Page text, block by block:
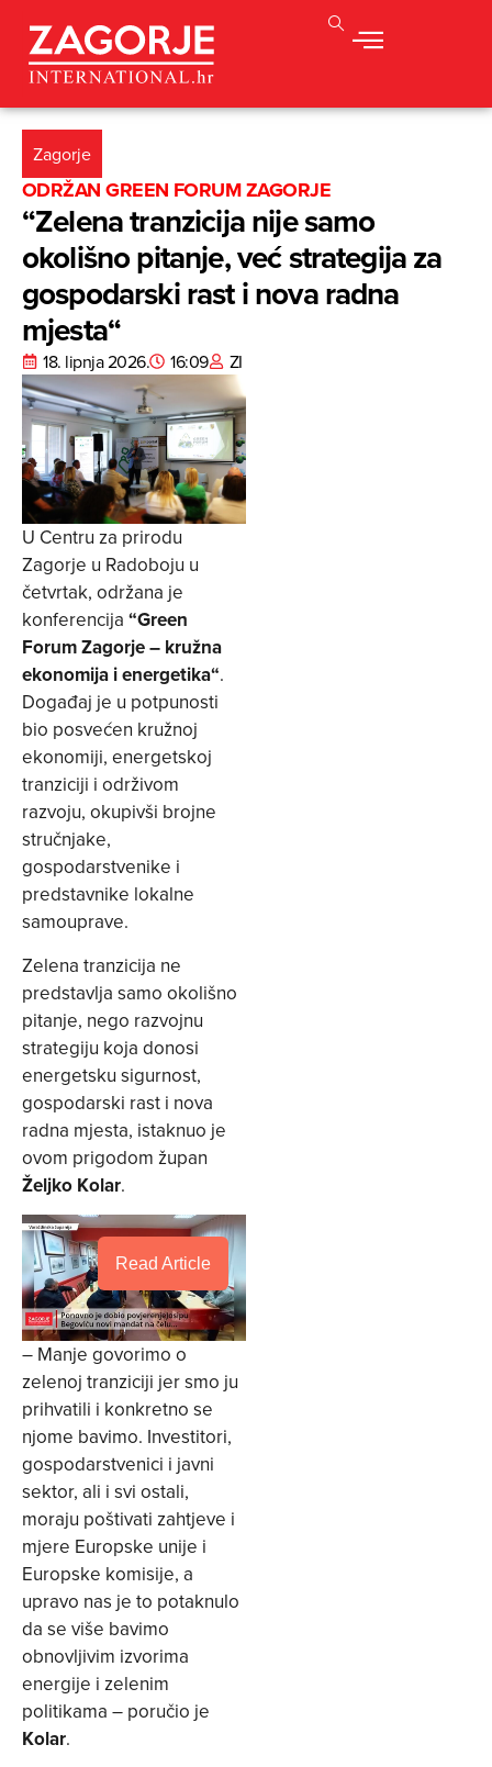
Zagorje
ODRŽAN GREEN FORUM ZAGORJE
“Zelena tranzicija nije samo
okolišno pitanje, već strategija za
gospodarski rast i nova radna
mjesta“
18. lipnja 2026. 16:09 ZI
U Centru za prirodu
Zagorje u Radoboju u
četvrtak, održana je
konferencija “Green
Forum Zagorje – kružna
ekonomija i energetika“.
Događaj je u potpunosti
bio posvećen kružnoj
ekonomiji, energetskoj
tranziciji i održivom
razvoju, okupivši brojne
stručnjake,
gospodarstvenike i
predstavnike lokalne
samouprave.
Zelena tranzicija ne
predstavlja samo okolišno
pitanje, nego razvojnu
strategiju koja donosi
energetsku sigurnost,
gospodarski rast i nova
radna mjesta, istaknuo je
ovom prigodom župan
Željko Kolar.
Read Article
– Manje govorimo o
zelenoj tranziciji jer smo ju
prihvatili i konkretno se
njome bavimo. Investitori,
gospodarstvenici i javni
sektor, ali i svi ostali,
moraju poštivati zahtjeve i
mjere Europske unije i
Europske komisije, a
upravo nas je to potaknulo
da se više bavimo
obnovljivim izvorima
energije i zelenim
politikama – poručio je
Kolar.